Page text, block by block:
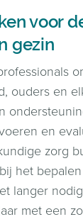
voor
gezin
ouders en
en
zorg
het
langer
met een